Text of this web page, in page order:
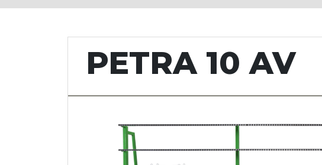
PETRA 10 AV